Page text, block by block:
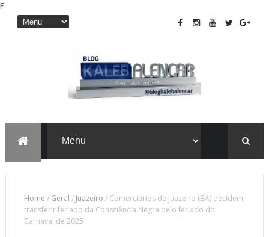
F
Home / Geral / Juazeiro / Comerciários de Juazeiro (BA) decidem
transferir feriado da Consciência Negra pelo feriado do
Carnaval de 2025